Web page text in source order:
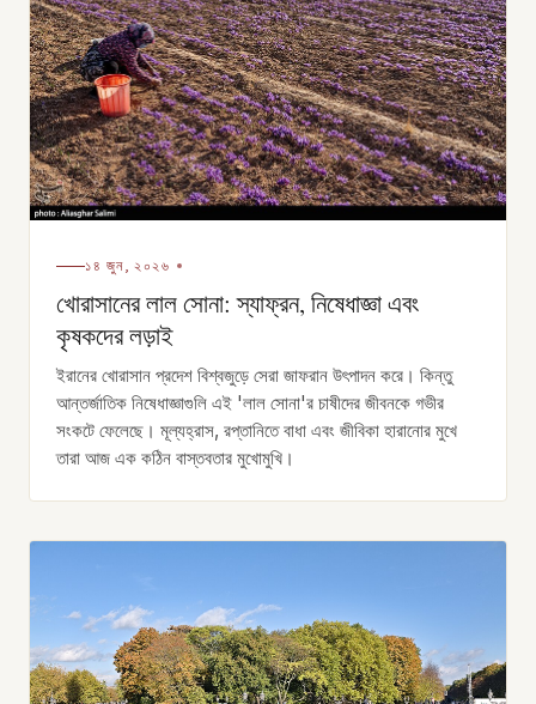
১৪ জুন, ২০২৬
খোরাসানের লাল সোনা: স্যাফ্রন, নিষেধাজ্ঞা এবং
কৃষকদের লড়াই
ইরানের খোরাসান প্রদেশ বিশ্বজুড়ে সেরা জাফরান উৎপাদন করে। কিন্তু
আন্তর্জাতিক নিষেধাজ্ঞাগুলি এই 'লাল সোনা'র চাষীদের জীবনকে গভীর
সংকটে ফেলেছে। মূল্যহ্রাস, রপ্তানিতে বাধা এবং জীবিকা হারানোর মুখে
তারা আজ এক কঠিন বাস্তবতার মুখোমুখি।